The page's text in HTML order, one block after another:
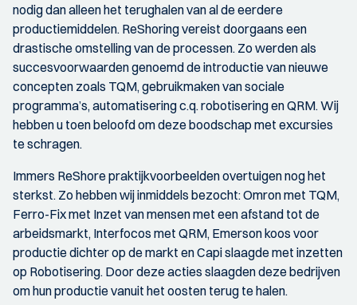
nodig dan alleen het terughalen van al de eerdere
productiemiddelen. ReShoring vereist doorgaans een
drastische omstelling van de processen. Zo werden als
succesvoorwaarden genoemd de introductie van nieuwe
concepten zoals TQM, gebruikmaken van sociale
programma’s, automatisering c.q. robotisering en QRM. Wij
hebben u toen beloofd om deze boodschap met excursies
te schragen.
Immers ReShore praktijkvoorbeelden overtuigen nog het
sterkst. Zo hebben wij inmiddels bezocht: Omron met TQM,
Ferro-Fix met Inzet van mensen met een afstand tot de
arbeidsmarkt, Interfocos met QRM, Emerson koos voor
productie dichter op de markt en Capi slaagde met inzetten
op Robotisering. Door deze acties slaagden deze bedrijven
om hun productie vanuit het oosten terug te halen.